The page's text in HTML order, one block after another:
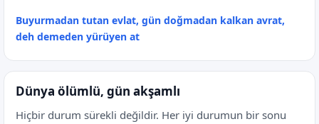
Buyurmadan tutan evlat, gün doğmadan kalkan avrat,
deh demeden yürüyen at
Dünya ölümlü, gün akşamlı
Hiçbir durum sürekli değildir. Her iyi durumun bir sonu